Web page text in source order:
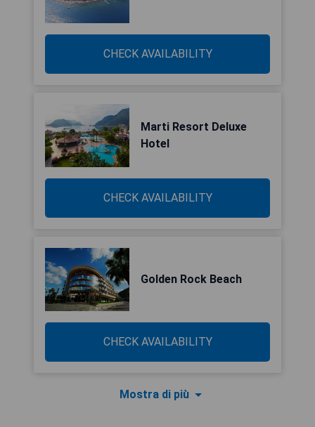
CHECK AVAILABILITY
Marti Resort Deluxe
Hotel
CHECK AVAILABILITY
Golden Rock Beach
CHECK AVAILABILITY
Mostra di più